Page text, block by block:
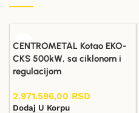
CENTROMETAL Kotao EKO-
CKS 500kW, sa ciklonom i
regulacijom
2.971.596,00 RSD
Dodaj U Korpu